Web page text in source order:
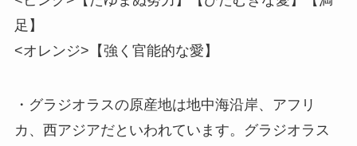
足】
<オレンジ>【強く官能的な愛】
・グラジオラスの原産地は地中海沿岸、アフリ
カ、西アジアだといわれています。グラジオラス